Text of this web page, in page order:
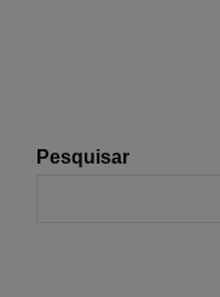
Pesquisar